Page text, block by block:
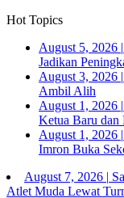
Hot Topics
August 5, 2026 |
Jadikan
August 3, 2026 |
Ambil Alih
August 1, 2026 |
Ketua Baru dan
August 1, 2026 |
Imron Buka
August 7, 2026 |
Atlet Muda Lewat